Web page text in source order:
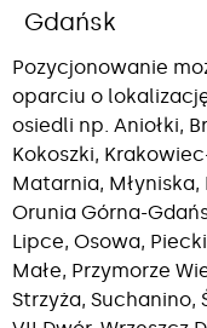
Gdańsk
Pozycjonowanie
oparciu o
osiedli np. Aniołki,
Kokoszki,
Matarnia,
Orunia Górna-
Lipce, Osowa,
Małe, Przymorze
Strzyża, Suchanino,